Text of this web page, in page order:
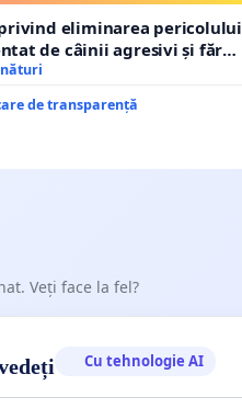
eliminarea pericolului
de câinii agresivi și fără
comuna Tunari
de transparență
Veți face la fel?
Cu tehnologie AI